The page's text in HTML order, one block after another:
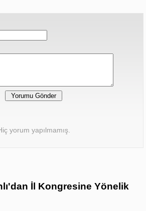
yorum yapılmamış.
İl Kongresine Yönelik